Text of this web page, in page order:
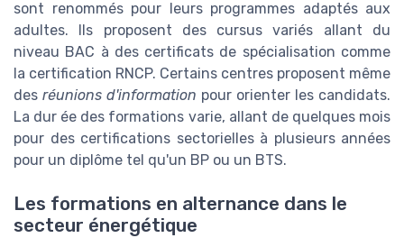
sont renommés pour leurs programmes adaptés aux
adultes. Ils proposent des cursus variés allant du
niveau BAC à des certificats de spécialisation comme
la certification RNCP. Certains centres proposent même
des réunions d'information pour orienter les candidats.
La dur ée des formations varie, allant de quelques mois
pour des certifications sectorielles à plusieurs années
pour un diplôme tel qu'un BP ou un BTS.
Les formations en alternance dans le
secteur énergétique